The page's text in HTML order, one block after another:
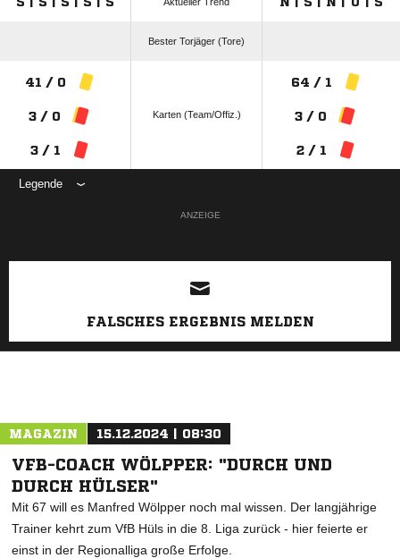
Bester Torjäger (Tore)
41 / 0
3 / 0
3 / 1
Karten (Team/Offiz.)
64 / 1
3 / 0
2 / 1
Legende
ANZEIGE
FALSCHES ERGEBNIS MELDEN
MAGAZIN 15.12.2024 | 08:30
VFB-COACH WÖLPPER: "DURCH UND
DURCH HÜLSER"
Mit 67 will es Manfred Wölpper noch mal wissen. Der langjährige
Trainer kehrt zum VfB Hüls in die 8. Liga zurück - hier feierte er
einst in der Regionalliga große Erfolge.